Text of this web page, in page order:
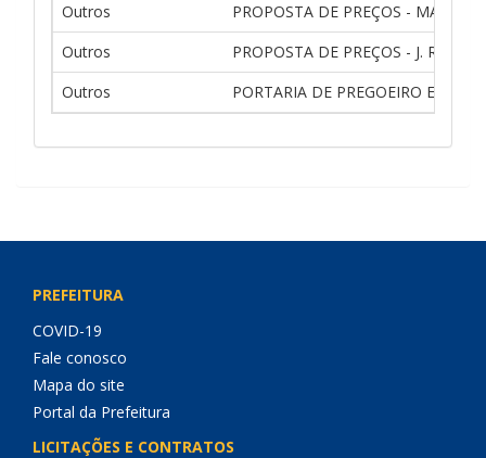
Outros
PROPOSTA DE PREÇOS -
Outros
PROPOSTA DE PREÇOS - J. R
Outros
PORTARIA DE PREGOEIRO E
PREFEITURA
COVID-19
Fale conosco
Mapa do site
Portal da Prefeitura
LICITAÇÕES E CONTRATOS